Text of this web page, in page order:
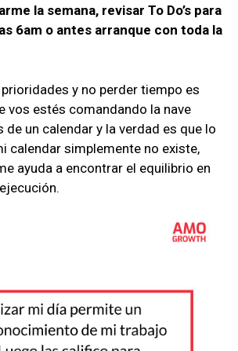
la semana, revisar To Do’s para
6am o antes arranque con toda la
y no perder tiempo es
vos estés comandando la nave
de un calendar y la verdad es que lo
calendar simplemente no existe,
ayuda a encontrar el equilibrio en